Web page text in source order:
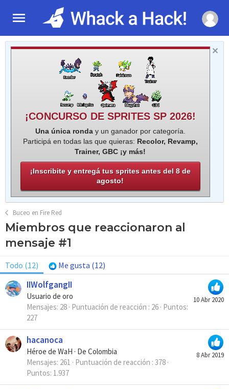
¡CONCURSO DE SPRITES SP 2026!
Una única ronday un ganador por categoría.
Participá en todas las que quieras: Recolor, Revamp,
Trainer, GBC ¡y más!
¡Inscribite y entregá tus sprites antes del 8 de
agosto!
Buceo en Fire Red
Miembros que reaccionaron al
mensaje #1
Todo (12) Me gusta (12)
10 Abr 2020
IIWolfgangII
Usuario de oro
Mensajes 28 Puntuación de reacción 26 Puntos
227
8 Abr 2019
hacanoca
Héroe de WaH · De Colombia
Mensajes 261 Puntuación de reacción 378
Puntos 1.937